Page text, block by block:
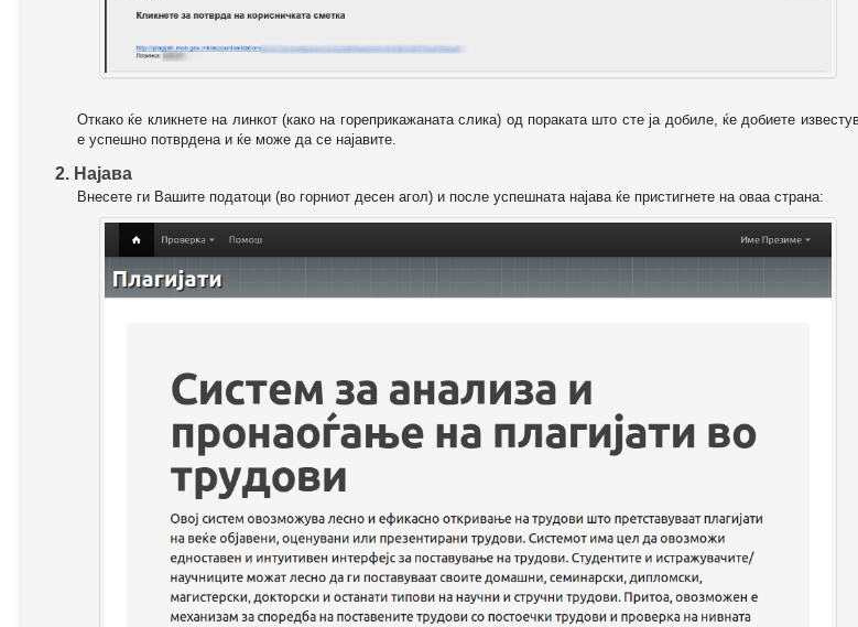
Откако ќе кликнете на линкот (како на гореприкажаната слика) од пораката што сте ја добиле, ќе добиете
е успешно потврдена и ќе може да се најавите.
2. Најава
Внесете ги Вашите податоци (во горниот десен агол) и после успешната најава ќе пристигнете на оваа страна: